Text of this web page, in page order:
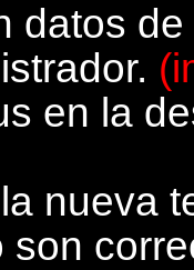
datos
en la
nueva
son